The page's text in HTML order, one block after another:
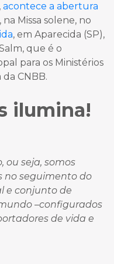
acontece a abertura
Missa solene, no
, em Aparecida (SP),
que é o
para os Ministérios
CNBB.
ilumina!
ou seja, somos
no seguimento do
e conjunto de
–configurados
de vida e